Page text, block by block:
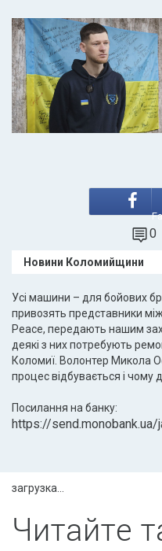
0
Новини Коломийщини
Усі машини – для бойових
привозять представники
Peace, передають нашим
деякі з них потребують
Коломиї. Волонтер Микола
процес відбувається і чому
Посилання на банку:
https://send.monobank.ua/
загрузка...
Читайте